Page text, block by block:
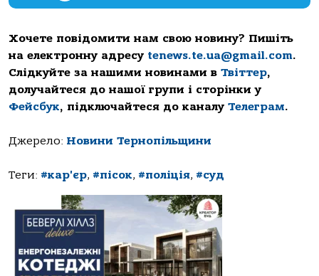
Хочете повідомити нам свою новину? Пишіть
на електронну адресу tenews.te.ua@gmail.com.
Слідкуйте за нашими новинами в Твіттер,
долучайтеся до нашої групи і сторінки у
Фейсбук, підключайтеся до каналу Телеграм.
Джерело: Новини Тернопільщини
Теги: #кар'єр, #пісок, #поліція, #суд